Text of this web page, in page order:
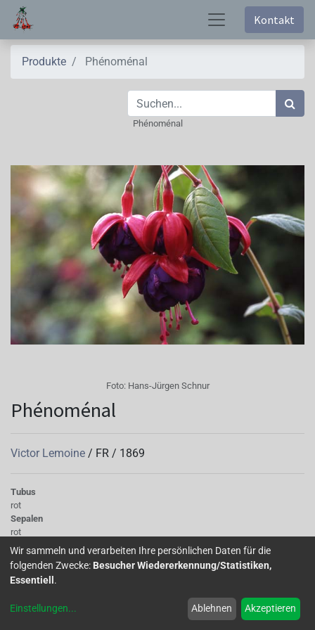
Kontakt
Produkte Phénoménal
Phénoménal
Foto: Hans-Jürgen Schnur
Phénoménal
Victor Lemoine / FR / 1869
Tubus
rot
Sepalen
rot
Korolle/Petalen
blau
Staubgefäße
pink
rot
Wir sammeln und verarbeiten Ihre persönlichen Daten für die
folgenden Zwecke: Besucher Wiedererkennung/Statistiken,
Essentiell .
Einstellungen... Ablehnen Akzeptieren